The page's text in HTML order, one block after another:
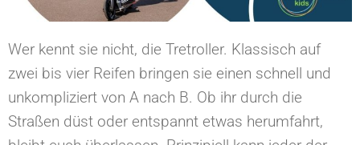
Wer kennt sie nicht, die Tretroller. Klassisch auf
zwei bis vier Reifen bringen sie einen schnell und
unkompliziert von A nach B. Ob ihr durch die
Straßen düst oder entspannt etwas herumfahrt,